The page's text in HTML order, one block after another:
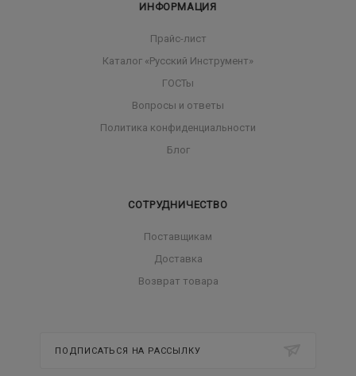
ИНФОРМАЦИЯ
Прайс-лист
Каталог «Русский Инструмент»
ГОСТы
Вопросы и ответы
Политика конфиденциальности
Блог
СОТРУДНИЧЕСТВО
Поставщикам
Доставка
Возврат товара
ПОДПИСАТЬСЯ НА РАССЫЛКУ